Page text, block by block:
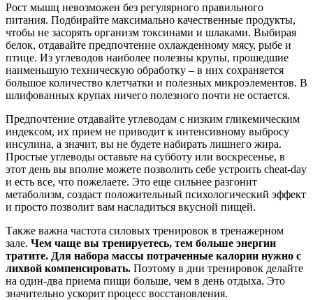
Рост мышц невозможен без регулярного правильного
питания. Подбирайте максимально качественные продукты,
чтобы не засорять организм токсинами и шлаками. Выбирая
белок, отдавайте предпочтение охлажденному мясу, рыбе и
птице. Из углеводов наиболее полезны крупы, прошедшие
наименьшую техническую обработку – в них сохраняется
большое количество клетчатки и полезных микроэлементов. В
шлифованных крупах ничего полезного почти не остается.
Предпочтение отдавайте углеводам с низким гликемическим
индексом, их прием не приводит к интенсивному выбросу
инсулина, а значит, вы не будете набирать лишнего жира.
Простые углеводы оставьте на субботу или воскресенье, в
этот день вы вполне можете позволить себе устроить cheat-day
и есть все, что пожелаете. Это еще сильнее разгонит
метаболизм, создаст положительный психологический эффект
и просто позволит вам насладиться вкусной пищей.
Также важна частота силовых тренировок в тренажерном
зале. Чем чаще вы тренируетесь, тем больше энергии
тратите. Для набора массы потраченные калории нужно с
лихвой компенсировать. Поэтому в дни тренировок делайте
на один-два приема пищи больше, чем в день отдыха. Это
значительно ускорит процесс восстановления.